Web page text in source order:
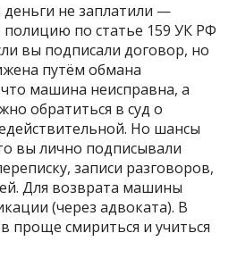
деньги не заплатили —
по статье 159 УК РФ
вы подписали договор, но
путём обмана
машина неисправна, а
обратиться в суд о
Но шансы
вы лично подписывали
записи разговоров,
Для возврата машины
(через адвоката). В
проще смириться и учиться